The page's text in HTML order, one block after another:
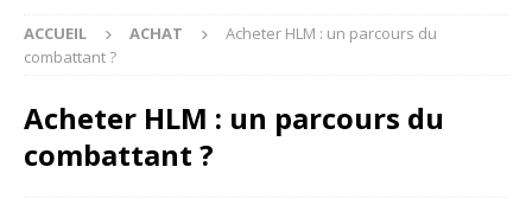
ACCUEIL ACHAT
Acheter HLM : un parcours du
combattant ?
Acheter HLM : un parcours du
combattant ?